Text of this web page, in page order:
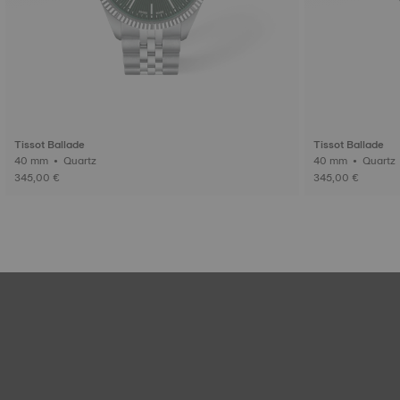
Tissot Ballade
40 mm • Quartz
345,00 €
Tissot Ballade
40 mm • Quartz
345,00 €